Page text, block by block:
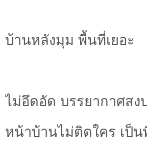
บ้านหลังมุม พื้นที่เยอะ
ไม่อึดอัด บรรยากาศสง
หน้าบ้านไม่ติดใคร เป็